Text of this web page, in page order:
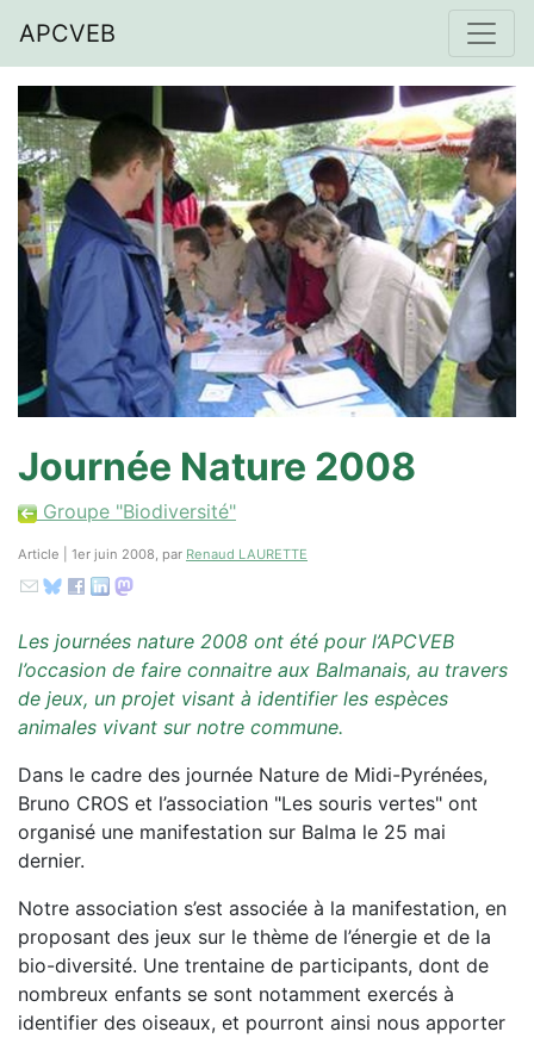
APCVEB
Journée Nature 2008
Groupe "Biodiversité"
Article | 1er juin 2008, par Renaud LAURETTE
Les journées nature 2008 ont été pour l’APCVEB
l’occasion de faire connaitre aux Balmanais, au travers
de jeux, un projet visant à identifier les espèces
animales vivant sur notre commune.
Dans le cadre des journée Nature de Midi-Pyrénées,
Bruno CROS et l’association "Les souris vertes" ont
organisé une manifestation sur Balma le 25 mai
dernier.
Notre association s’est associée à la manifestation, en
proposant des jeux sur le thème de l’énergie et de la
bio-diversité. Une trentaine de participants, dont de
nombreux enfants se sont notamment exercés à
identifier des oiseaux, et pourront ainsi nous apporter